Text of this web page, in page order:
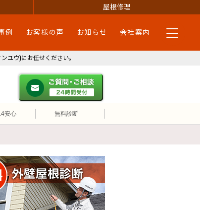
屋根修理
例 お客様の声 お知らせ 会社案内
ユウ)にお任せください。
新城市・田原市
メールやパソコンが苦手な方は、お電話でのご相談も大歓迎！
営業時間：午前9時30分～午後6時 土祝も営業(日曜定休)
安心 無料診断